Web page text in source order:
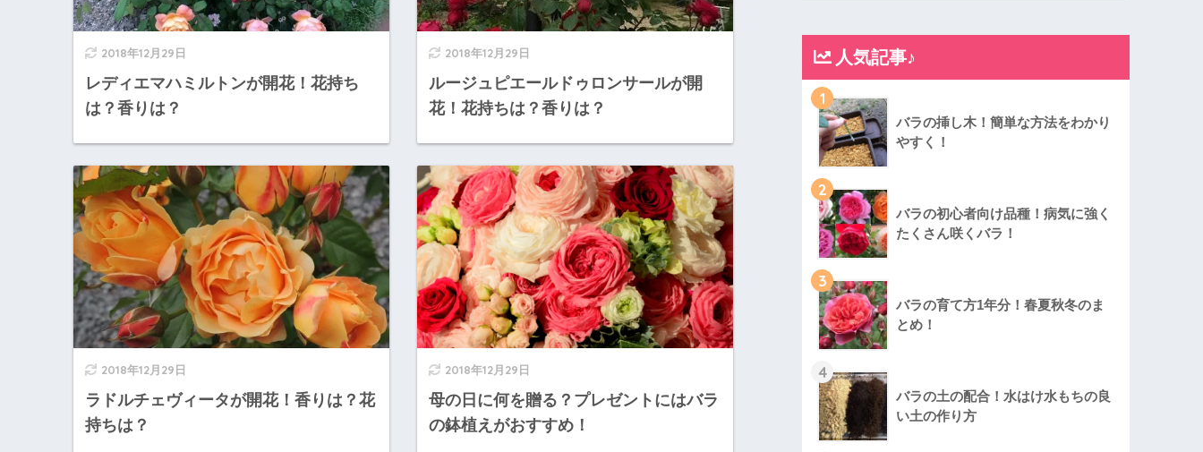
2018年12月29日
レディエマハミルトンが開花！花持ち
は？香りは？
2018年12月29日
ルージュピエールドゥロンサールが開
花！花持ちは？香りは？
2018年12月29日
ラドルチェヴィータが開花！香りは？花
持ちは？
2018年12月29日
母の日に何を贈る？プレゼントにはバラ
の鉢植えがおすすめ！
人気記事♪
1
バラの挿し木！簡単な方法をわかり
やすく！
2
バラの初心者向け品種！病気に強く
たくさん咲くバラ！
3
バラの育て方1年分！春夏秋冬のま
とめ！
4
バラの土の配合！水はけ水もちの良
い土の作り方